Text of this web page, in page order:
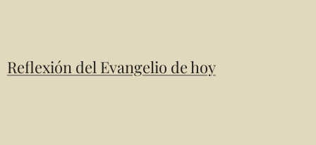
Reflexión del Evangelio de hoy